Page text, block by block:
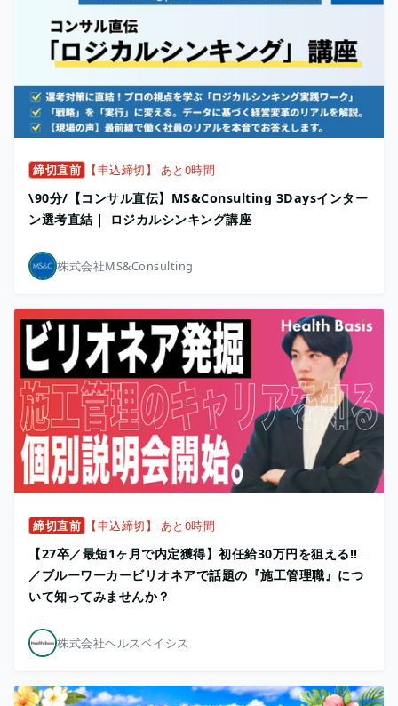
締切直前 【申込締切】 あと0時間
\90分/【コンサル直伝】MS&Consulting 3Daysインター
ン選考直結｜ ロジカルシンキング講座
株式会社MS&Consulting
締切直前 【申込締切】 あと0時間
【27卒／最短1ヶ月で内定獲得】初任給30万円を狙える!!
／ブルーワーカービリオネアで話題の『施工管理職』につ
いて知ってみませんか？
株式会社ヘルスベイシス